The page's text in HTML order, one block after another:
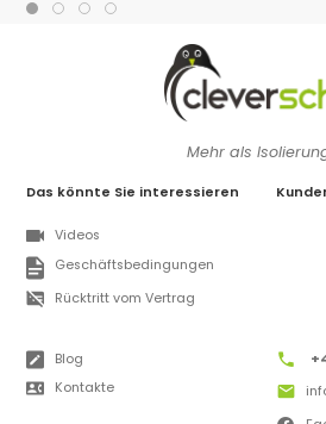
Mehr als
Das könnte Sie interessieren
Videos
Geschäftsbedingungen
Rücktritt vom Vertrag
Blog
Kontakte